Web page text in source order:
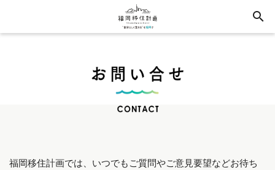
search
福岡移住計画では、いつでもご質問やご意見要望などお待ち